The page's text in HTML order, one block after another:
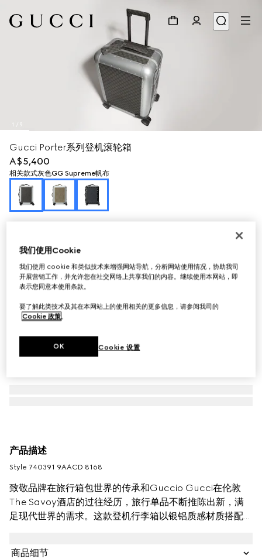
1 / 9
Gucci Porter系列登机滚轮箱
A$5,400
相关款式灰色GG Supreme帆布
产品描述
Style ‎740391 9AACD 8168
致敬品牌在旅行箱包世界的传承和Guccio Gucci在伦敦
The Savoy酒店的过往经历，旅行单品不断推陈出新，满
足现代世界的需求。这款登机行李箱以银铝质感材质搭配灰
商品细节
我们使用Cookie
我们使用 cookie 和类似技术来增强网站导航，分析网站使用情况，协助我司
开展营销工作，并允许您在社交网络上共享我们的内容。继续使用本网站，即
表示您同意本使用条款。
要了解此类技术及其在本网站上的使用相关的更多信息，请参阅我司的
Cookie 政策。
Cookie 设置
OK